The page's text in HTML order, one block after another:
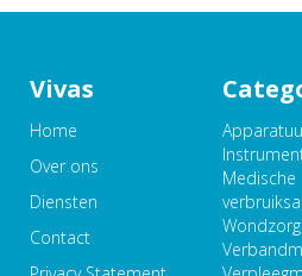
Vivas
Home
Over ons
Diensten
Contact
Medische